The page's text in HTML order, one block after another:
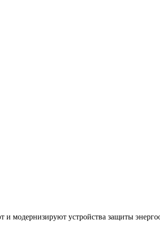
модернизируют устройства защиты